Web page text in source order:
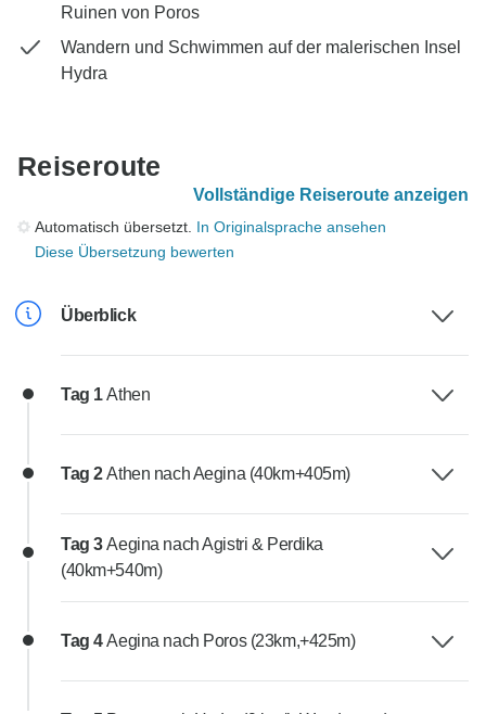
Ruinen von Poros
Wandern und Schwimmen auf der malerischen Insel
Hydra
Reiseroute
Vollständige Reiseroute anzeigen
Automatisch übersetzt. In Originalsprache ansehen
Diese Übersetzung bewerten
Überblick
Tag 1Athen
Tag 2Athen nach Aegina (40km+405m)
Tag 3Aegina nach Agistri & Perdika
(40km+540m)
Tag 4Aegina nach Poros (23km,+425m)